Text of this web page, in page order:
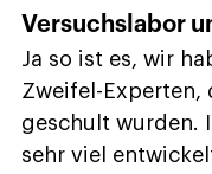
Versuchslabor
Ja so ist es, wir
Zweifel-Experten,
geschult wurden.
sehr viel